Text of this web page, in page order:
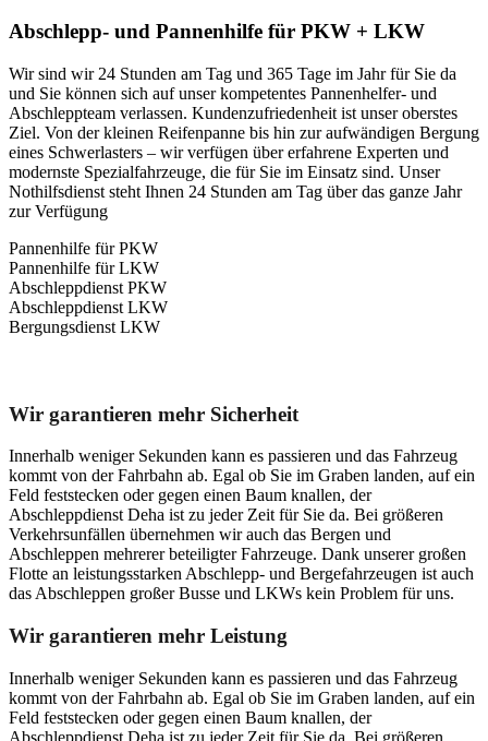
Abschlepp- und Pannenhilfe für PKW + LKW
Wir sind wir 24 Stunden am Tag und 365 Tage im Jahr für Sie da
und Sie können sich auf unser kompetentes Pannenhelfer- und
Abschleppteam verlassen. Kundenzufriedenheit ist unser oberstes
Ziel. Von der kleinen Reifenpanne bis hin zur aufwändigen Bergung
eines Schwerlasters – wir verfügen über erfahrene Experten und
modernste Spezialfahrzeuge, die für Sie im Einsatz sind. Unser
Nothilfsdienst steht Ihnen 24 Stunden am Tag über das ganze Jahr
zur Verfügung
Pannenhilfe für PKW
Pannenhilfe für LKW
Abschleppdienst PKW
Abschleppdienst LKW
Bergungsdienst LKW
Wir garantieren mehr Sicherheit
Innerhalb weniger Sekunden kann es passieren und das Fahrzeug
kommt von der Fahrbahn ab. Egal ob Sie im Graben landen, auf ein
Feld feststecken oder gegen einen Baum knallen, der
Abschleppdienst Deha ist zu jeder Zeit für Sie da. Bei größeren
Verkehrsunfällen übernehmen wir auch das Bergen und
Abschleppen mehrerer beteiligter Fahrzeuge. Dank unserer großen
Flotte an leistungsstarken Abschlepp- und Bergefahrzeugen ist auch
das Abschleppen großer Busse und LKWs kein Problem für uns.
Wir garantieren mehr Leistung
Innerhalb weniger Sekunden kann es passieren und das Fahrzeug
kommt von der Fahrbahn ab. Egal ob Sie im Graben landen, auf ein
Feld feststecken oder gegen einen Baum knallen, der
Abschleppdienst Deha ist zu jeder Zeit für Sie da. Bei größeren